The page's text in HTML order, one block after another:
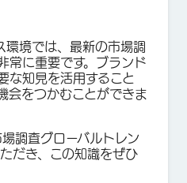
環境では、最新の市場調
常に重要です。ブランド
な知見を活用すること
会をつかむことができま
調査グローバルトレン
だき、この知識をぜひ